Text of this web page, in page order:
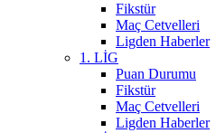
Fikstür
Maç Cetvelleri
Ligden Haberler
1. LİG
Puan Durumu
Fikstür
Maç Cetvelleri
Ligden Haberler